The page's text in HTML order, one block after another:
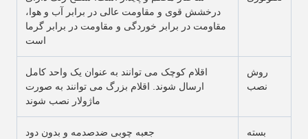
درخشش قوی و مقاومت عالی در برابر آب و هوا،
مقاومت در برابر خوردگی و مقاومت در برابر گرما
است
روش
نصب
اقلام کوچک می توانند به عنوان یک واحد کامل
ارسال شوند. اقلام بزرگ می توانند به صورت
ماژولار نصب شوند
بسته
جعبه چوبی ضدصدمه و بدون دود